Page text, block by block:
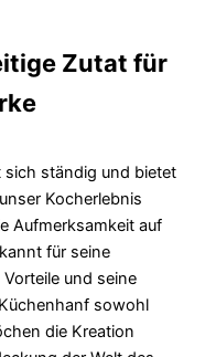
Zutat für
sich ständig und bietet
Kocherlebnis
Aufmerksamkeit auf
für seine
und seine
sowohl
die Kreation